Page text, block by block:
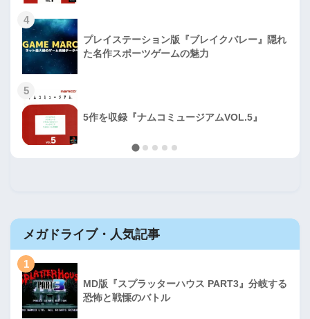
4
プレイステーション版『ブレイクバレー』隠れ
た名作スポーツゲームの魅力
5
5作を収録『ナムコミュージアムVOL.5』
メガドライブ・人気記事
1
MD版『スプラッターハウス PART3』分岐する
恐怖と戦慄のバトル